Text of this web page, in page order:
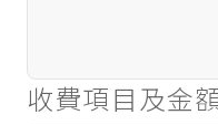
收費項目及金